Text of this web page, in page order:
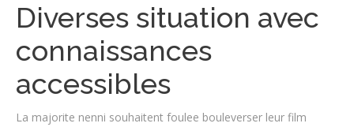
Diverses situation avec
connaissances
accessibles
La majorite nenni souhaitent foulee bouleverser leur film